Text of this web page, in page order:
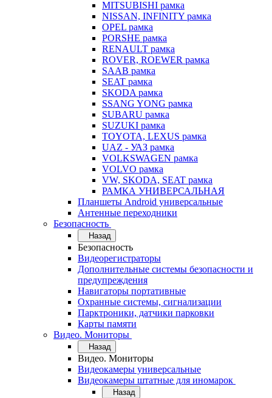
MITSUBISHI рамка
NISSAN, INFINITY рамка
OPEL рамка
PORSHE рамка
RENAULT рамка
ROVER, ROEWER рамка
SAAB рамка
SEAT рамка
SKODA рамка
SSANG YONG рамка
SUBARU рамка
SUZUKI рамка
TOYOTA, LEXUS рамка
UAZ - УАЗ рамка
VOLKSWAGEN рамка
VOLVO рамка
VW, SKODA, SEAT рамка
РАМКА УНИВЕРСАЛЬНАЯ
Планшеты Android универсальные
Антенные переходники
Безопасность
Назад
Безопасность
Видеорегистраторы
Дополнительные системы безопасности и
предупреждения
Навигаторы портативные
Охранные системы, сигнализации
Парктроники, датчики парковки
Карты памяти
Видео. Мониторы
Назад
Видео. Мониторы
Видеокамеры универсальные
Видеокамеры штатные для иномарок
Назад